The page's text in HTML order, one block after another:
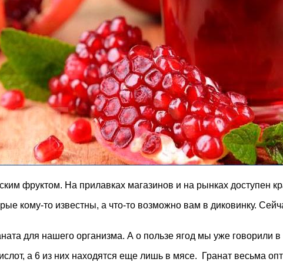
фруктом. На прилавках магазинов и на рынках доступен
кому-то известны, а что-то возможно вам в диковинку.
для нашего организма. А о пользе ягод мы уже говорили
а 6 из них находятся еще лишь в мясе. Гранат весьма